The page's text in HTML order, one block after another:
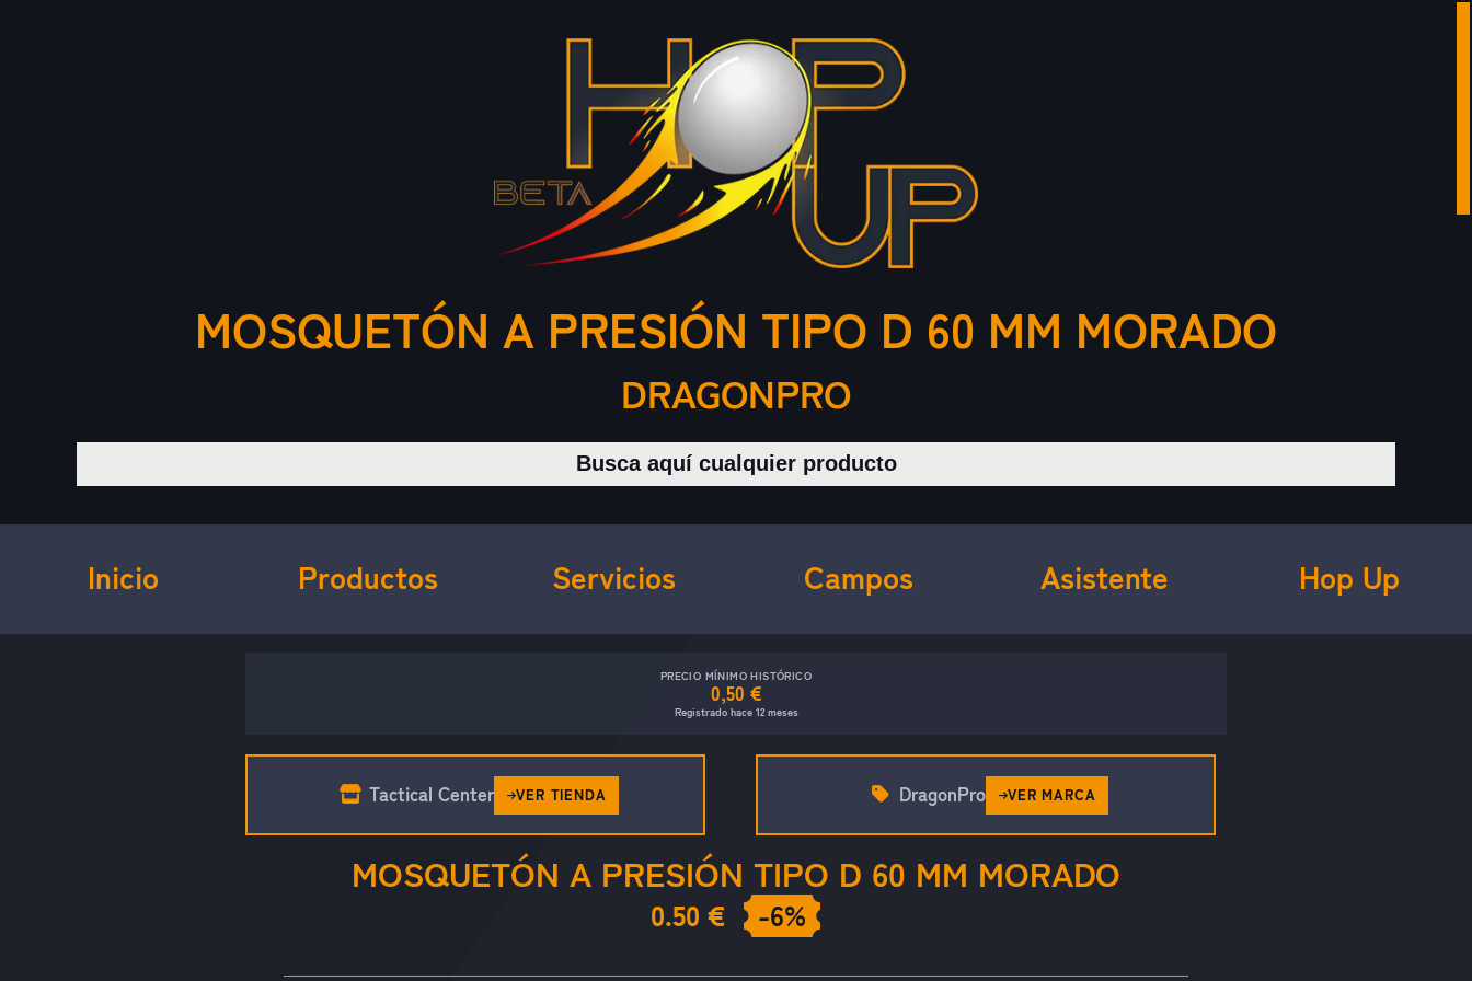
MOSQUETÓN A PRESIÓN TIPO D 60 MM MORADO
DRAGONPRO
Buscar productos
Inicio Productos Servicios Campos Asistente Hop Up
PRECIO MÍNIMO HISTÓRICO
0,50 €
Registrado hace 12 meses
Tactical Center VER TIENDA
MOSQUETÓN A PRESIÓN TIPO D 60 MM MORADO
0.50 € -6%
DragonPro VER MARCA